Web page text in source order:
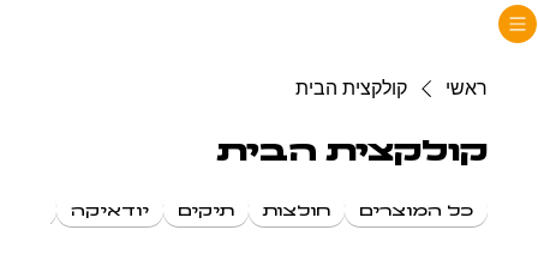
ראשי קולקצית הבית
קולקצית הבית
כל המוצרים חולצות תיקים יודאיקה